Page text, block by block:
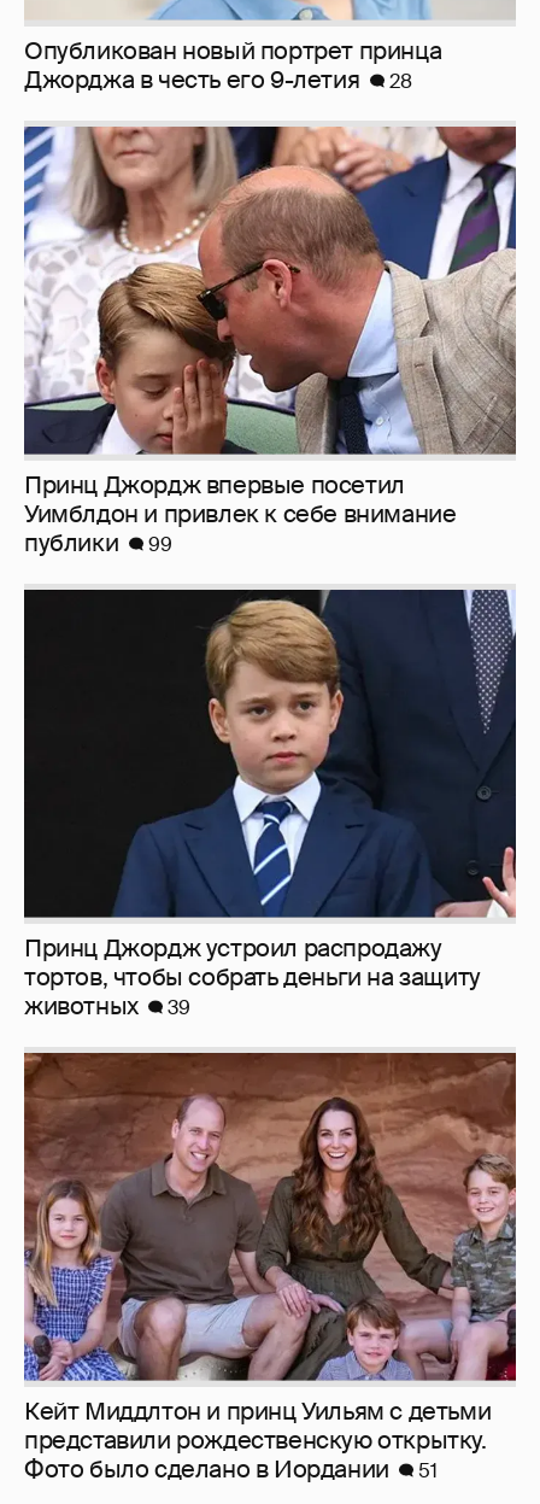
Опубликован новый портрет принца
Джорджа в честь его 9-летия
28
Принц Джордж впервые посетил
Уимблдон и привлек к себе внимание
публики
99
Принц Джордж устроил распродажу
тортов, чтобы собрать деньги на защиту
животных
39
Кейт Миддлтон и принц Уильям с детьми
представили рождественскую открытку.
Фото было сделано в Иордании
51